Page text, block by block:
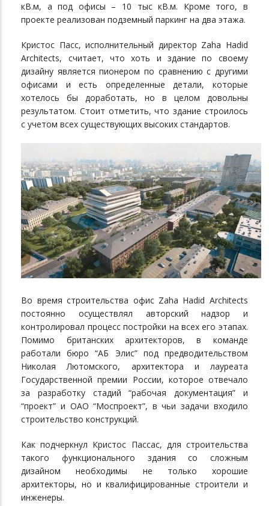
кВ.м, а под офисы – 10 тыс кВ.м. Кроме того, в
проекте реализован подземный паркинг на два этажа.
Кристос Пасс, исполнительный директор Zaha Hadid
Architects, считает, что хоть и здание по своему
дизайну является пионером по сравнению с другими
офисами и есть определенные детали, которые
хотелось бы доработать, но в целом довольны
результатом. Стоит отметить, что здание строилось
с учетом всех существующих высоких стандартов.
Во время строительства офис Zaha Hadid Architects
постоянно осуществлял авторский надзор и
контролировал процесс постройки на всех его этапах.
Помимо британских архитекторов, в команде
работали бюро “АБ Элис” под предводительством
Николая Лютомского, архитектора и лауреата
Государственной премии России, которое отвечало
за разработку стадий “рабочая документация” и
“проект” и ОАО “Моспроект”, в чьи задачи входило
строительство конструкций.
Как подчеркнул Кристос Пассас, для строительства
такого функционального здания со сложным
дизайном необходимы не только хорошие
архитекторы, но и квалифицированные строители и
инженеры.